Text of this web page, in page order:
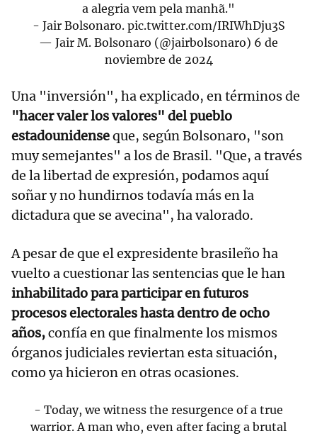
a alegria vem pela manhã."
- Jair Bolsonaro. pic.twitter.com/IRIWhDju3S
— Jair M. Bolsonaro (@jairbolsonaro) 6 de
noviembre de 2024
Una "inversión", ha explicado, en términos de
"hacer valer los valores" del pueblo
estadounidenseque, según Bolsonaro, "son
muy semejantes" a los de Brasil. "Que, a través
de la libertad de expresión, podamos aquí
soñar y no hundirnos todavía más en la
dictadura que se avecina", ha valorado.
A pesar de que el expresidente brasileño ha
vuelto a cuestionar las sentencias que le han
inhabilitado para participar en futuros
procesos electorales hasta dentro de ocho
años,confía en que finalmente los mismos
órganos judiciales reviertan esta situación,
como ya hicieron en otras ocasiones.
- Today, we witness the resurgence of a true
warrior. A man who, even after facing a brutal